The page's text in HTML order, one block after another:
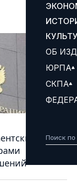
ОБ
ЮРПА
СКПА